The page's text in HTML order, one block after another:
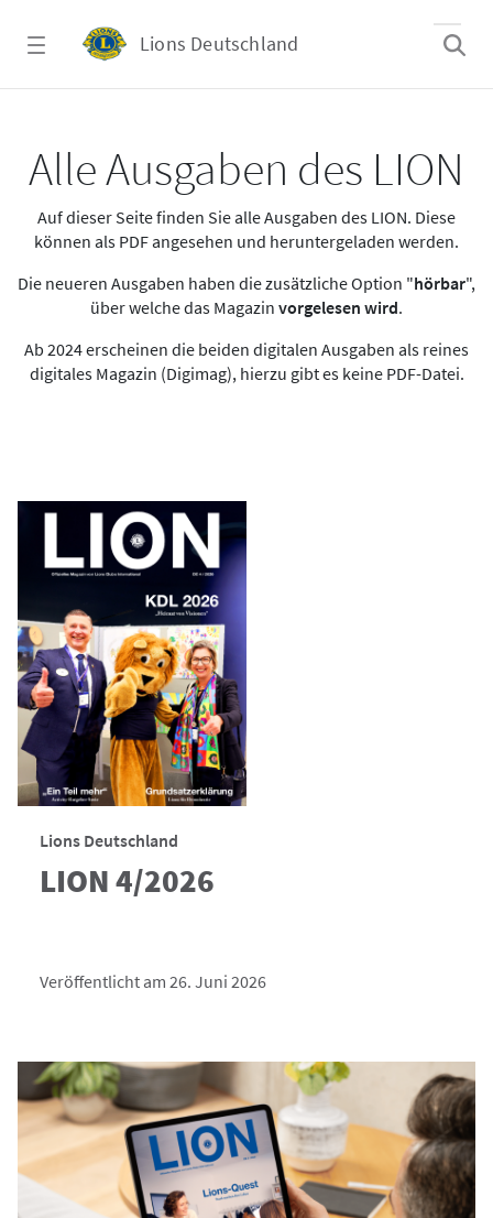
Lions Deutschland
Alle Ausgaben des LION
Auf dieser Seite finden Sie alle Ausgaben des LION. Diese
können als PDF angesehen und heruntergeladen werden.
Die neueren Ausgaben haben die zusätzliche Option "hörbar",
über welche das Magazin vorgelesen wird.
Ab 2024 erscheinen die beiden digitalen Ausgaben als reines
digitales Magazin (Digimag), hierzu gibt es keine PDF-Datei.
Lions Deutschland
LION 4/2026
Veröffentlicht am 26. Juni 2026